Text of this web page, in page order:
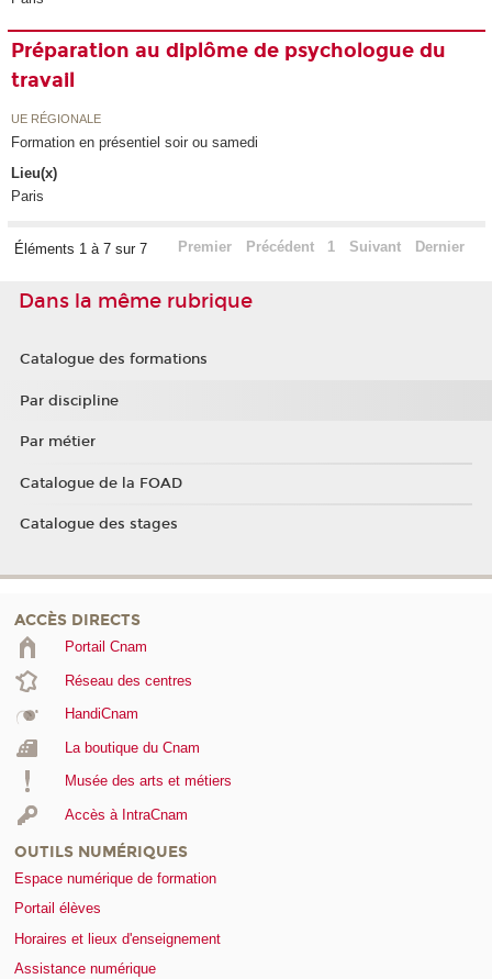
Préparation au diplôme de psychologue du
travail
UE RÉGIONALE
Formation en présentiel soir ou samedi
Lieu(x)
Paris
Éléments 1 à 7 sur 7 Premier Précédent 1 Suivant Dernier
Dans la même rubrique
Catalogue des formations
Par discipline
Par métier
Catalogue de la FOAD
Catalogue des stages
ACCÈS DIRECTS
Portail Cnam
Réseau des centres
HandiCnam
La boutique du Cnam
Musée des arts et métiers
Accès à IntraCnam
OUTILS NUMÉRIQUES
Espace numérique de formation
Portail élèves
Horaires et lieux d'enseignement
Assistance numérique